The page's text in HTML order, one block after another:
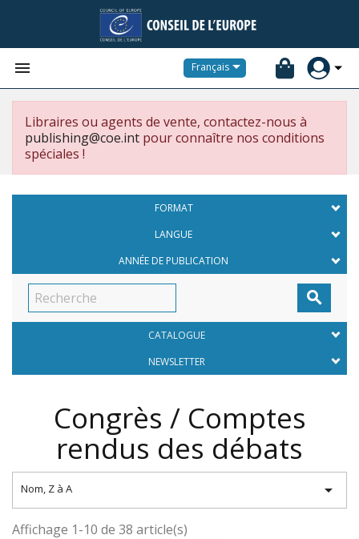
 Français
Libraires ou agents de vente, contactez-nous à
publishing@coe.int pour connaître nos conditions
spéciales !
FORMAT
LANGUE
ANNÉE DE PUBLICATION

CATALOGUE
NEWSLETTER
Congrès / Comptes
rendus des débats
Nom, Z à A 
Affichage 1-10 de 38 article(s)